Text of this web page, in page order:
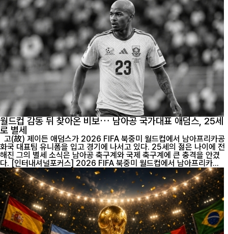
월드컵 감동 뒤 찾아온 비보… 남아공 국가대표 애덤스, 25세
로 별세
화국 대표팀 유니폼을 입고 경기에 나서고 있다. 25세의 젊은 나이에 전
해진 그의 별세 소식은 남아공 축구계와 국제 축구계에 큰 충격을 안겼
다. [인터내셔널포커스] 2026 FIFA 북중미 월드컵에서 남아프리카...